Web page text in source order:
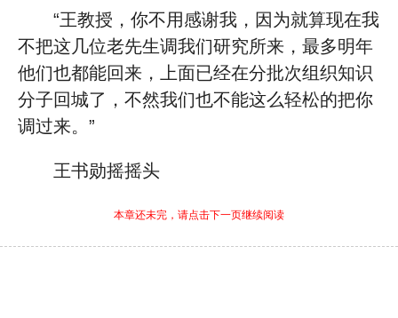
“王教授，你不用感谢我，因为就算现在我
不把这几位老先生调我们研究所来，最多明年
他们也都能回来，上面已经在分批次组织知识
分子回城了，不然我们也不能这么轻松的把你
调过来。”
王书勋摇摇头
本章还未完，请点击下一页继续阅读